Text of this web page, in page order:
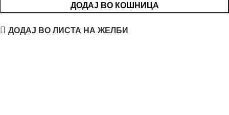
ДОДАЈ ВО КОШНИЦА
ДОДАЈ ВО ЛИСТА НА ЖЕЛБИ